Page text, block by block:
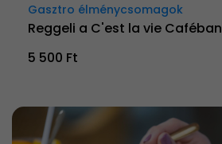
Gasztro élménycsomagok
Reggeli a C'est la vie Caféban
5 500 Ft